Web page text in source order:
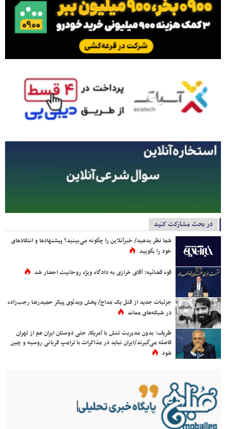
در بحث مشارکت کنید
شما نظر بدهید/ خبرآنلاین را چگونه می‌بینید؟ پیشنهادها و انتقادهای
خود را بگویید
قوه قضائیه: آقای خرازی به دادگاه ویژه روحانیت احضار شد
جزئیات جدید از قتل یک مداح/ پخش ویدئوی پیکر حمیدرضا رجب‌زاده
در شبکه‌های معاند
ظریف: بدون مدیریت تنش با آمریکا، حتی دوستان ایران هم از تهران
فاصله می‌گیرند/ایران نباید در مذاکرات با ترامپ قربانی روسیه و چین
شود